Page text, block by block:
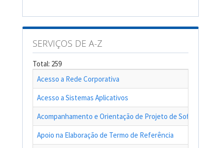
SERVIÇOS DE A-Z
Total: 259
Acesso a Rede Corporativa
Acesso a Sistemas Aplicativos
Acompanhamento e Orientação de Projeto de Software
Apoio na Elaboração de Termo de Referência